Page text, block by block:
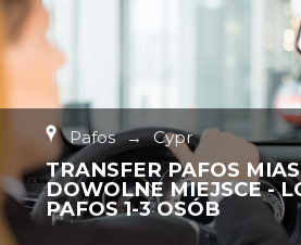
Pafos → Cypr
TRANSFER PAFOS
DOWOLNE MIEJSCE -
PAFOS 1-3 OSÓB